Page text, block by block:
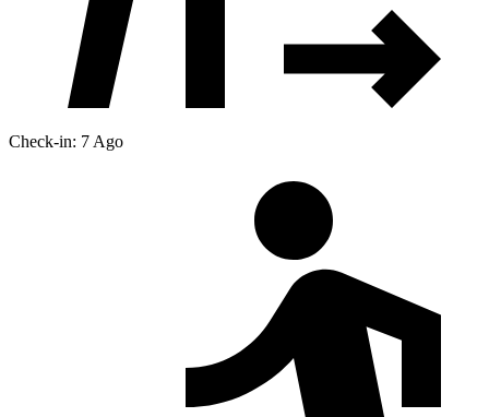
Check-in: 7 Ago